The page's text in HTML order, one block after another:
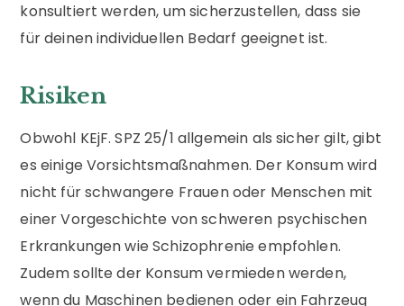
konsultiert werden, um sicherzustellen, dass sie
für deinen individuellen Bedarf geeignet ist.
Risiken
Obwohl KEjF. SPZ 25/1 allgemein als sicher gilt, gibt
es einige Vorsichtsmaßnahmen. Der Konsum wird
nicht für schwangere Frauen oder Menschen mit
einer Vorgeschichte von schweren psychischen
Erkrankungen wie Schizophrenie empfohlen.
Zudem sollte der Konsum vermieden werden,
wenn du Maschinen bedienen oder ein Fahrzeug